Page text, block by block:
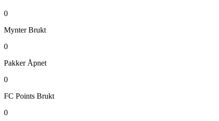
0
Mynter Brukt
0
Pakker Åpnet
0
FC Points Brukt
0